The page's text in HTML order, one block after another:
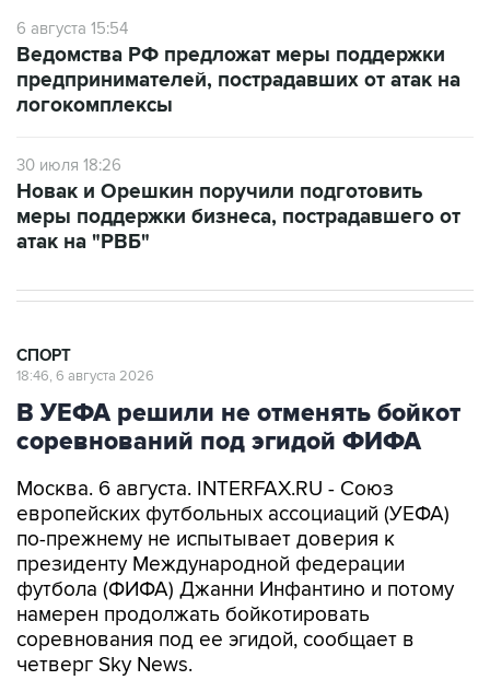
6 августа 15:54
Ведомства РФ предложат меры поддержки
предпринимателей, пострадавших от атак на
логокомплексы
30 июля 18:26
Новак и Орешкин поручили подготовить
меры поддержки бизнеса, пострадавшего от
атак на "РВБ"
СПОРТ
18:46, 6 августа 2026
В УЕФА решили не отменять бойкот
соревнований под эгидой ФИФА
Москва. 6 августа. INTERFAX.RU - Союз
европейских футбольных ассоциаций (УЕФА)
по-прежнему не испытывает доверия к
президенту Международной федерации
футбола (ФИФА) Джанни Инфантино и потому
намерен продолжать бойкотировать
соревнования под ее эгидой, сообщает в
четверг Sky News.